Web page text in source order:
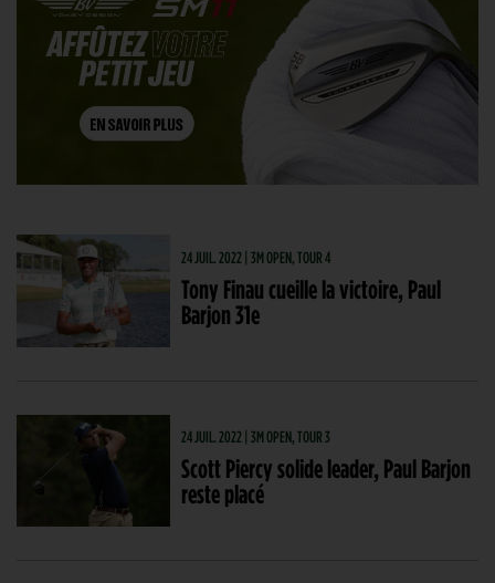
24 JUIL. 2022 | 3M OPEN, TOUR 4
Tony Finau cueille la victoire, Paul
Barjon 31e
24 JUIL. 2022 | 3M OPEN, TOUR 3
Scott Piercy solide leader, Paul Barjon
reste placé